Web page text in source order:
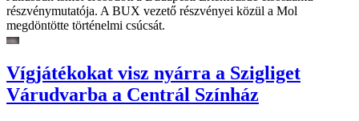
részvénymutatója. A BUX vezető részvényei közül a Mol
megdöntötte történelmi csúcsát.
Vígjátékokat visz nyárra a Szigliget
Várudvarba a Centrál Színház